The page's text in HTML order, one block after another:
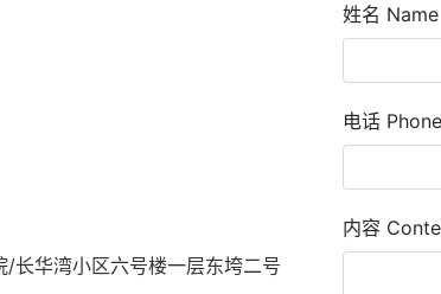
长华湾小区六号楼一层东垮二号
姓名 Name
电话 Phone
内容